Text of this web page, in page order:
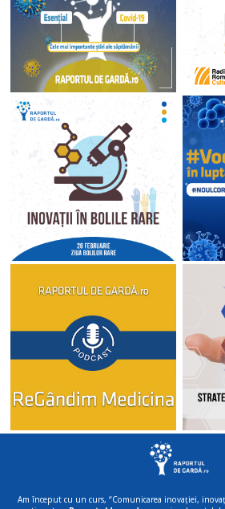
Am început cu un curs, “Comunicarea inovației,